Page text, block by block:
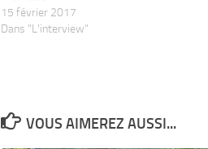
15 février 2017
Dans "L'interview"
VOUS AIMEREZ AUSSI...